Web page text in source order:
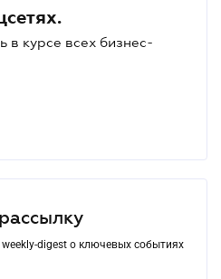
в курсе всех бизнес-
digest о ключевых событиях